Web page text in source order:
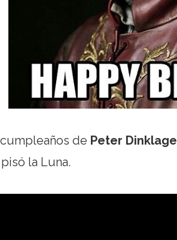
de Peter Dinklage
la Luna.